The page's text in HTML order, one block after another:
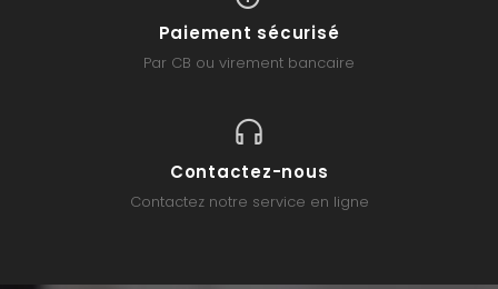
Paiement sécurisé
Par CB ou virement bancaire
Contactez-nous
Contactez notre service en ligne